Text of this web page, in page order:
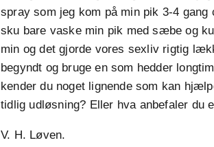
spray som jeg kom på min pik 3-4
sku bare vaske min pik med sæbe og
min og det gjorde vores sexliv rigtig
begyndt og bruge en som hedder
kender du noget lignende som kan
tidlig udløsning? Eller hva anbefaler du
V. H. Løven.